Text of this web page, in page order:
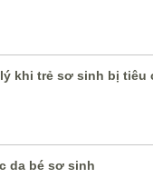
khi trẻ sơ sinh bị tiêu
da bé sơ sinh